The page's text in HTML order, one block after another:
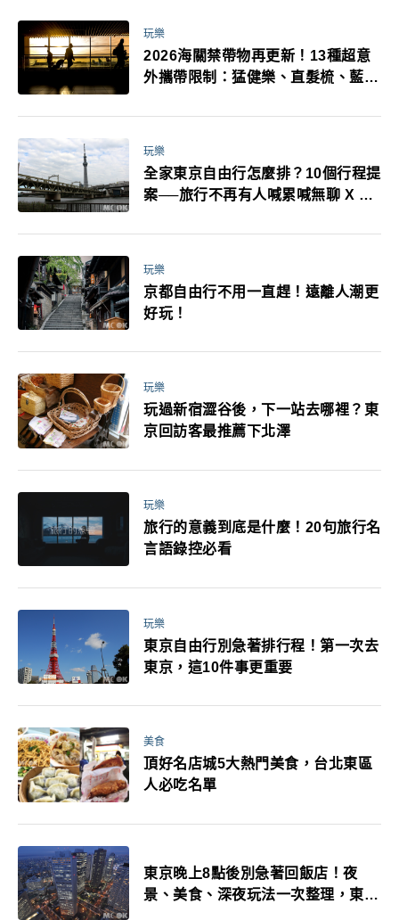
玩樂
2026海關禁帶物再更新！13種超意
外攜帶限制：猛健樂、直髮梳、藍牙
萬！注意事項一次看！
玩樂
全家東京自由行怎麼排？10個行程提
案──旅行不再有人喊累喊無聊 X 爸
玩樂
京都自由行不用一直趕！遠離人潮更
好玩！
玩樂
玩過新宿澀谷後，下一站去哪裡？東
京回訪客最推薦下北澤
玩樂
旅行的意義到底是什麼！20句旅行名
言語錄控必看
玩樂
東京自由行別急著排行程！第一次去
東京，這10件事更重要
美食
頂好名店城5大熱門美食，台北東區
人必吃名單
東京晚上8點後別急著回飯店！夜
景、美食、深夜玩法一次整理，東京